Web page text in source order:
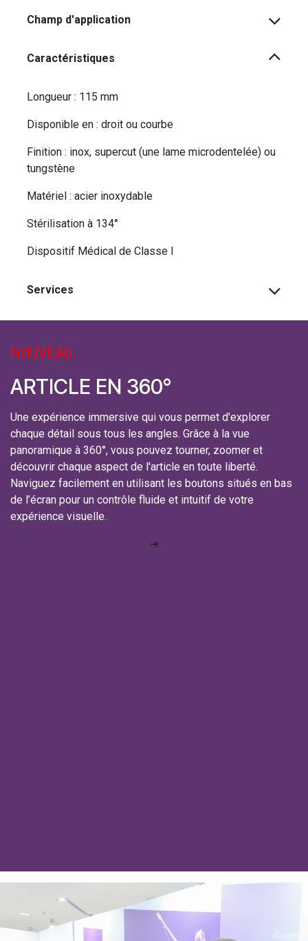
Champ d'application
Caractéristiques
Longueur : 115 mm
Disponible en : droit ou courbe
Finition : inox, supercut (une lame microdentelée) ou
tungstène
Matériel : acier inoxydable
Stérilisation à 134°
Dispositif Médical de Classe I
Services
NOUVEAU
ARTICLE EN 360°
Une expérience immersive qui vous permet d'explorer
chaque détail sous tous les angles. Grâce à la vue
panoramique à 360°, vous pouvez tourner, zoomer et
découvrir chaque aspect de l'article en toute liberté.
Naviguez facilement en utilisant les boutons situés en bas
de l’écran pour un contrôle fluide et intuitif de votre
expérience visuelle.
➔